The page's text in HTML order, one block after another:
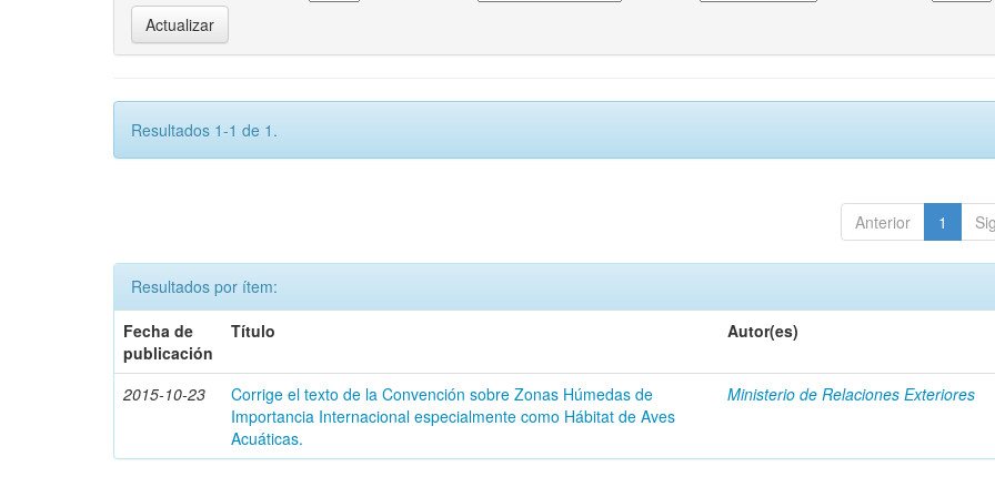
Resultados 1-1 de 1.
Anterior 1
Resultados por ítem:
Fecha de
publicación
Título Autor(es)
2015-10-23
Corrige el texto de la Convención sobre Zonas Húmedas de
Importancia Internacional especialmente como Hábitat de Aves
Acuáticas.
Ministerio de Relaciones Exteriores